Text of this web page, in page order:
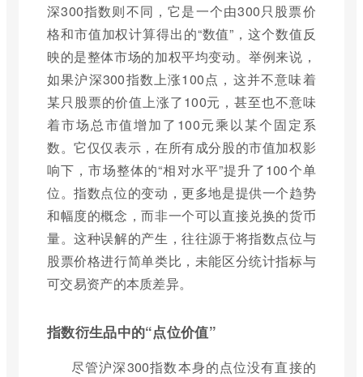
深300指数则不同，它是一个由300只股票价
格和市值加权计算得出的“数值”，这个数值反
映的是整体市场的加权平均变动。举例来说，
如果沪深300指数上涨100点，这并不意味着
某只股票的价值上涨了100元，甚至也不意味
着市场总市值增加了100元乘以某个固定系
数。它仅仅表示，在所有成分股的市值加权影
响下，市场整体的“相对水平”提升了100个单
位。指数点位的变动，更多地是提供一个趋势
和幅度的概念，而非一个可以直接兑换的货币
量。这种误解的产生，往往源于将指数点位与
股票价格进行简单类比，未能区分统计指标与
可交易资产的本质差异。
指数衍生品中的“点位价值”
尽管沪深300指数本身的点位没有直接的